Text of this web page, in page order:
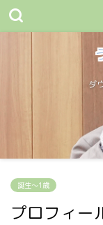
ダ
誕生〜1歳
プロフィー